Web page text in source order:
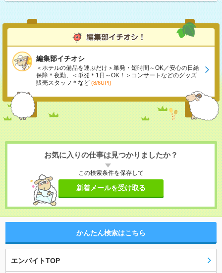
編集部イチオシ
＜ホテルの備品を運ぶだけ＞単発・短時間～OK／安心の日給
保障＊夜勤、＜単発＊1日～OK！＞コンサートなどのグッズ
販売スタッフ＊など (8/6UP!)
お気に入りの仕事は見つかりましたか？
この検索条件を保存して
新着メールを受け取る
かんたん検索はこちら
エンバイトTOP